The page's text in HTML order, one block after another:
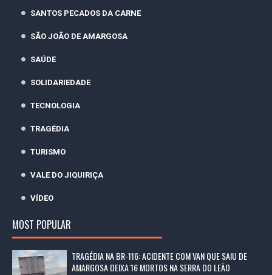
SANTOS PECADOS DA CARNE
SÃO JOÃO DE AMARGOSA
SAÚDE
SOLIDARIEDADE
TECNOLOGIA
TRAGÉDIA
TURISMO
VALE DO JIQUIRIÇA
VÍDEO
MOST POPULAR
TRAGÉDIA NA BR-116: ACIDENTE COM VAN QUE SAIU DE
AMARGOSA DEIXA 16 MORTOS NA SERRA DO LEÃO